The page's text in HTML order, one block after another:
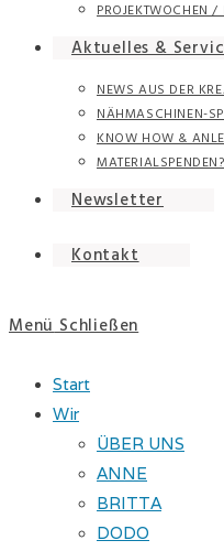
PROJEKTWOCHEN /
Aktuelles &
NEWS AUS DER
NÄHMASCHINEN-
KNOW HOW &
MATERIALSPENDEN?
Newsletter
Kontakt
Menü Schließen
Start
Wir
ÜBER UNS
ANNE
BRITTA
DODO